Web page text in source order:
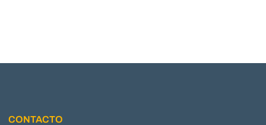
CONTACTO